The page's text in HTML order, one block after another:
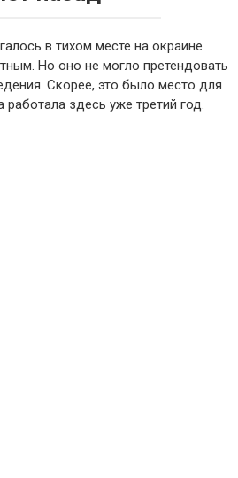
в тихом месте на окраине
Но оно не могло претендовать
Скорее, это было место для
здесь уже третий год.